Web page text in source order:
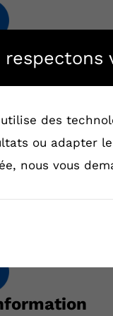
d’accès à
de travail…)
respectons
des
ou adapter
nous vous